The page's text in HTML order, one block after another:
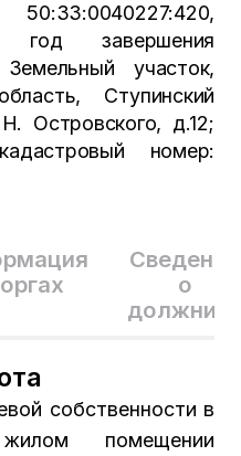
Сведения
о
собственности в
помещении
год завершения
участок,
Ступинский
Островского, д.12;
номер: